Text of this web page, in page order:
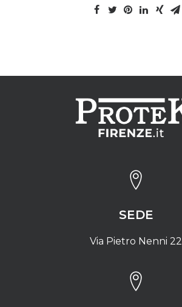
SEDE
Via Pietro Nenni 22